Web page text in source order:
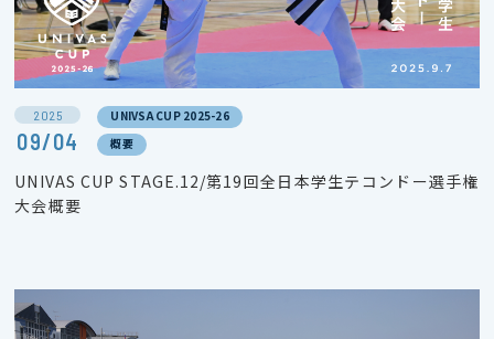
2025
09/04
UNIVSA CUP 2025-26
概要
UNIVAS CUP STAGE.12/第19回全日本学生テコンドー選手権
大会概要